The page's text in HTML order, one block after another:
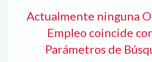
Actualmente ninguna
Empleo coincide
Parámetros de